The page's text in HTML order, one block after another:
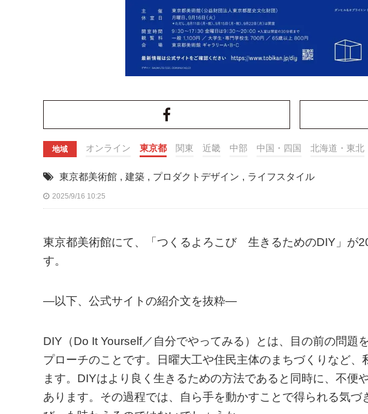
地域 オンライン 東京都 関東 近畿 中部 中国・四国 北海道・東北
東京都美術館 , 建築 , プロダクトデザイン , ライフスタイル
2025/9/16 10:25
東京都美術館にて、「つくるよろこび 生きるためのDIY」が
す。
—以下、公式サイトの紹介文を抜粋—
DIY（Do It Yourself／自分でやってみる）とは、目の前の問題
プローチのことです。日曜大工や住民主体のまちづくりなど
ます。DIYはより良く生きるための方法であると同時に、不便
あります。その過程では、自ら手を動かすことで得られる気づ